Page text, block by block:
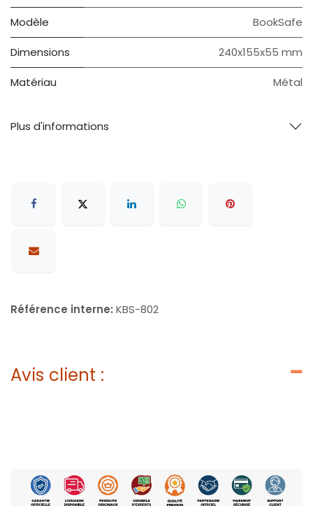
Modèle BookSafe
Dimensions 240x155x55 mm
Matériau Métal
Plus d'informations
Référence interne: KBS-802
Avis client :